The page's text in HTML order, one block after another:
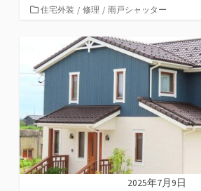
カ
ー
住宅外装 / 修理 / 雨戸シャッター
2025年7月9日